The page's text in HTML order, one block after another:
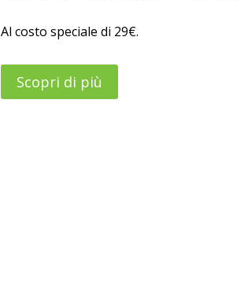
Al costo speciale di 29€.
Scopri di più